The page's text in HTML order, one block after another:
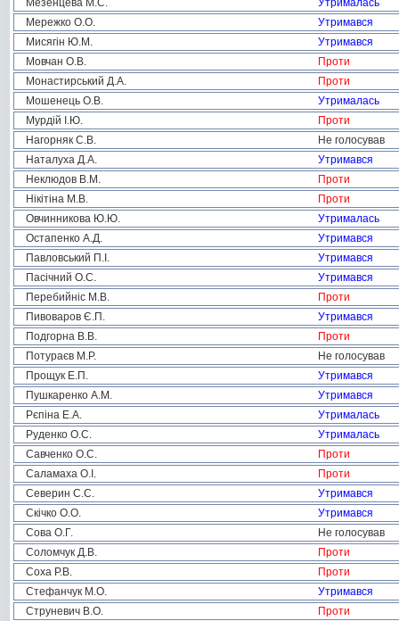
Мезенцева М.С.
Утрималась
Мережко О.О.
Утримався
Мисягін Ю.М.
Утримався
Мовчан О.В.
Проти
Монастирський Д.А.
Проти
Мошенець О.В.
Утрималась
Мурдій І.Ю.
Проти
Нагорняк С.В.
Не голосував
Наталуха Д.А.
Утримався
Неклюдов В.М.
Проти
Нікітіна М.В.
Проти
Овчинникова Ю.Ю.
Утрималась
Остапенко А.Д.
Утримався
Павловський П.І.
Утримався
Пасічний О.С.
Утримався
Перебийніс М.В.
Проти
Пивоваров Є.П.
Утримався
Подгорна В.В.
Проти
Потураєв М.Р.
Не голосував
Прощук Е.П.
Утримався
Пушкаренко А.М.
Утримався
Рєпіна Е.А.
Утрималась
Руденко О.С.
Утрималась
Савченко О.С.
Проти
Саламаха О.І.
Проти
Северин С.С.
Утримався
Скічко О.О.
Утримався
Сова О.Г.
Не голосував
Соломчук Д.В.
Проти
Соха Р.В.
Проти
Стефанчук М.О.
Утримався
Струневич В.О.
Проти